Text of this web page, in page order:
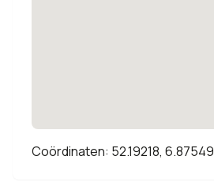
Coördinaten: 52.19218, 6.87549